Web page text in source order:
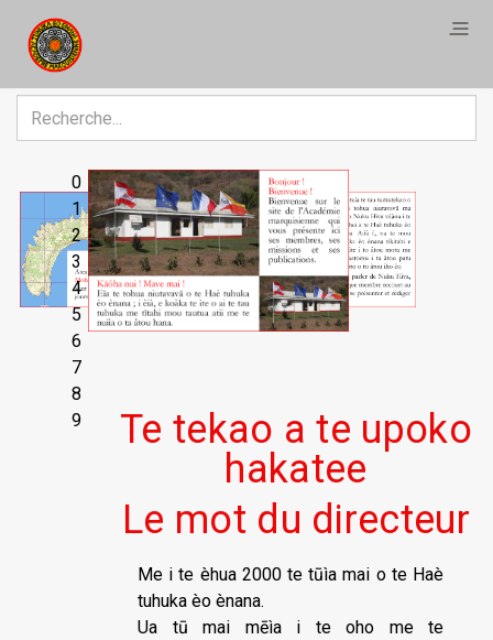
0
1
2
3
4
5
6
7
8
9
Te tekao a te upoko
hakatee
Le mot du directeur
Me i te èhua 2000 te tūìa mai o te Haè
tuhuka èo ènana.
Ua tū mai mēìa i te oho me te